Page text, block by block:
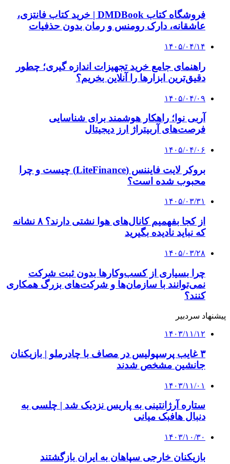
فروشگاه کتاب DMDBook | خرید کتاب فانتزی،
عاشقانه، دارک رومنس و رمان بدون حذفیات
۱۴۰۵/۰۴/۱۴
راهنمای جامع خرید تجهیزات اندازه گیری؛ چطور
دقیق‌ترین ابزارها را آنلاین بخریم؟
۱۴۰۵/۰۴/۰۹
آربی نوا؛ راهکار هوشمند برای شناسایی
فرصت‌های آربیتراژ ارز دیجیتال
۱۴۰۵/۰۴/۰۶
بروکر لایت فایننس (LiteFinance) چیست و چرا
محبوب شده است؟
۱۴۰۵/۰۳/۳۱
از کجا بفهمیم کانال‌های هوا نشتی دارند؟ ۸ نشانه
که نباید نادیده بگیرید
۱۴۰۵/۰۳/۲۸
چرا بسیاری از کسب‌وکارها بدون ثبت شرکت
نمی‌توانند با سازمان‌ها و شرکت‌های بزرگ همکاری
کنند؟
پیشنهاد سردبیر
۱۴۰۳/۱۱/۱۲
۳ غایب پرسپولیس در مصاف با چادرملو | بازیکنان
جانشین مشخص شدند
۱۴۰۳/۱۱/۰۱
ستاره آرژانتینی به پاریس نزدیک شد | چلسی به
دنبال هافبک میانی
۱۴۰۳/۱۰/۳۰
بازیکنان خارجی‌ سپاهان به ایران بازگشتند